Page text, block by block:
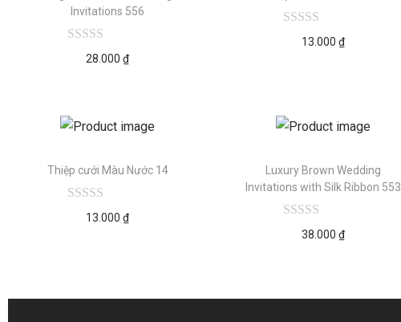
Invitations 556
28.000₫
13.000₫
Thiệp cưới Màu Nước 14
13.000₫
Luxury Brown Wedding
Invitations with Silk Ribbon 553
38.000₫